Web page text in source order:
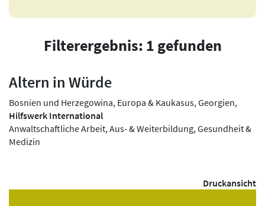
Filterergebnis: 1 gefunden
Altern in Würde
Bosnien und Herzegowina, Europa & Kaukasus, Georgien,
Hilfswerk International
Anwaltschaftliche Arbeit, Aus- & Weiterbildung, Gesundheit &
Medizin
Druckansicht